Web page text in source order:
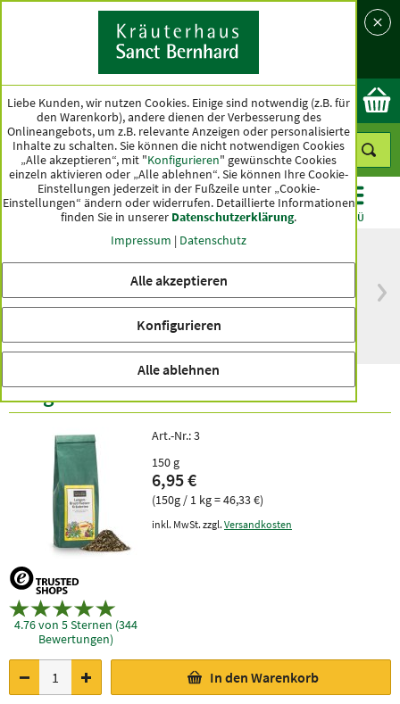
Land
Ok
KATEGORIEN ANGEBOTE TOPSELLER MENÜ
versandkostenfrei
innerhalb Deutschlands
Spitzenqualität seit
Lungen-Brust-Husten-Kräutertee
4.76 von 5 Sternen (344
Bewertungen)
Art.-Nr.:3
150 g
6,95 €
(150g / 1 kg = 46,33 €)
inkl. MwSt. zzgl. Versandkosten
In den Warenkorb
Liebe Kunden, wir nutzen Cookies. Einige sind notwendig (z.B. für
den Warenkorb), andere dienen der Verbesserung des
Onlineangebots, um z.B. relevante Anzeigen oder personalisierte
Inhalte zu schalten. Sie können die nicht notwendigen Cookies
„Alle akzeptieren“, mit "Konfigurieren" gewünschte Cookies
einzeln aktivieren oder „Alle ablehnen“. Sie können Ihre Cookie-
Einstellungen jederzeit in der Fußzeile unter „Cookie-
Einstellungen“ ändern oder widerrufen. Detaillierte Informationen
finden Sie in unserer Datenschutzerklärung.
Impressum | Datenschutz
Alle akzeptieren
Konfigurieren
Alle ablehnen